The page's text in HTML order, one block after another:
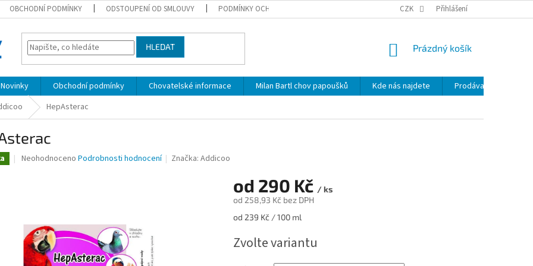
OBCHODNÍ PODMÍNKY ODSTOUPENÍ OD SMLOUVY PODMÍNKY OCHRANY OSOBNÍCH ÚDAJŮ NOVINKY MAPA SERVERU
CZK Přihlášení
HLEDAT
NÁKUPNÍ
Prázdný košík
Novinky Obchodní podmínky Chovatelské informace Milan Bartl chov papoušků Kde nás najdete
Prodávané značky
HepAsterac
Průměrné
5
hvězdiček.
Neohodnoceno Podrobnosti hodnocení Značka:Addicoo
od 290 Kč / ks
od 258,93 Kčbez DPH
Měrná
od 239 Kč / 100 ml
Zvolte variantu